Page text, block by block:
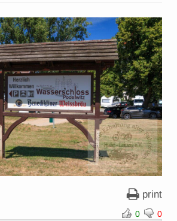
print
0 0